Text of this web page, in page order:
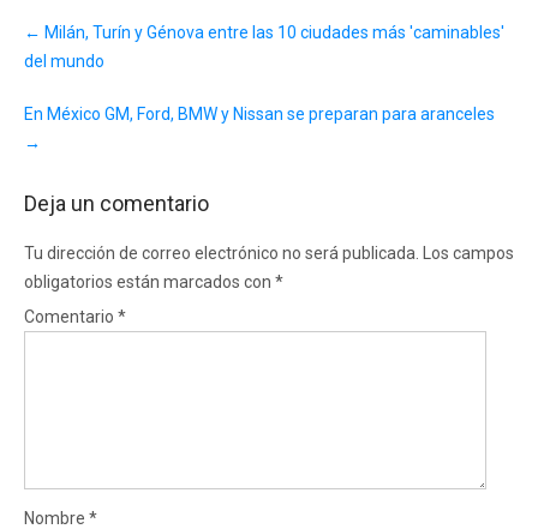
navigation
← Milán, Turín y Génova entre las 10 ciudades más 'caminables'
del mundo
En México GM, Ford, BMW y Nissan se preparan para aranceles
→
Deja un comentario
Tu dirección de correo electrónico no será publicada. Los campos
obligatorios están marcados con *
Comentario *
Nombre *